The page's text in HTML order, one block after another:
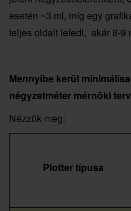
esetén ~3 ml, míg egy
teljes oldalt lefedi, akár 8-9
Mennyibe kerül
négyzetméter mérnöki
Nézzük meg:
Plotter típusa